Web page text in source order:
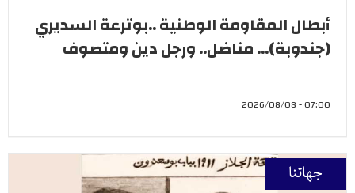
أبطال المقاومة الوطنية ..بوترعة السديري
(جندوبة)... مناضل.. ورجل دين ومتصوف
07:00 - 2026/08/08
جهاتنا